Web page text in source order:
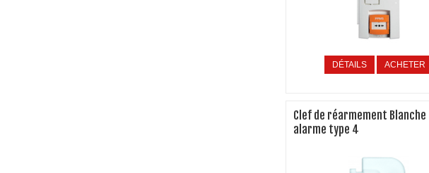
DÉTAILS ACHETER
Clef de réarmement Blanche
alarme type 4